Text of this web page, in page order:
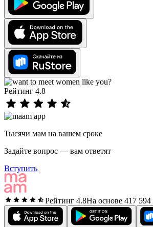
Рейтинг 4.8
Тысячи мам на вашем сроке
Задайте вопрос — вам ответят
Вступить
Рейтинг 4.8На основе 417 594